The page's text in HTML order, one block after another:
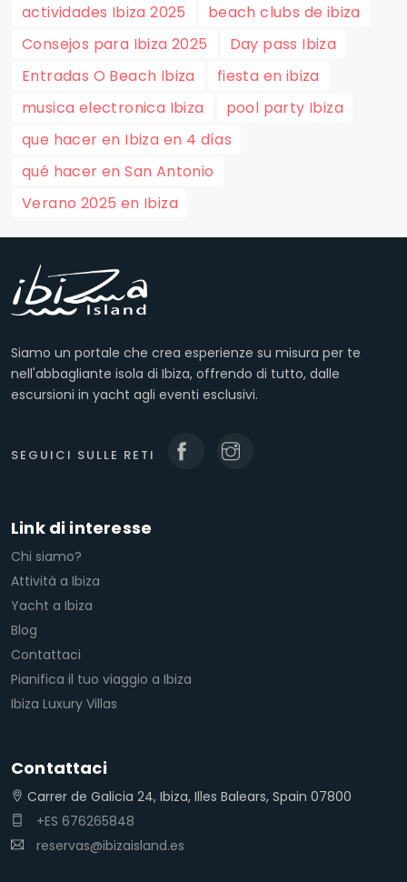
actividades Ibiza 2025
beach clubs de ibiza
Consejos para Ibiza 2025
Day pass Ibiza
Entradas O Beach Ibiza
fiesta en ibiza
musica electronica Ibiza
pool party Ibiza
que hacer en Ibiza en 4 días
qué hacer en San Antonio
Verano 2025 en Ibiza
Siamo un portale che crea esperienze su misura per te
nell'abbagliante isola di Ibiza, offrendo di tutto, dalle
escursioni in yacht agli eventi esclusivi.
SEGUICI SULLE RETI
Link di interesse
Chi siamo?
Attività a Ibiza
Yacht a Ibiza
Blog
Contattaci
Pianifica il tuo viaggio a Ibiza
Ibiza Luxury Villas
Contattaci
Carrer de Galicia 24, Ibiza, Illes Balears, Spain 07800
+ES 676265848
reservas@ibizaisland.es